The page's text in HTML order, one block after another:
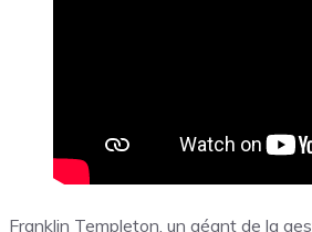
Franklin Templeton, un géant de la